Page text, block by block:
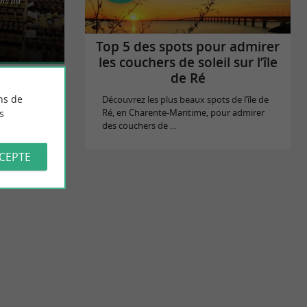
de
enseigne
Top 5 des spots pour admirer
les couchers de soleil sur l’île
de Ré
Découvrez les plus beaux spots de l’île de
Ré, en Charente-Maritime, pour admirer
des couchers de ...
de